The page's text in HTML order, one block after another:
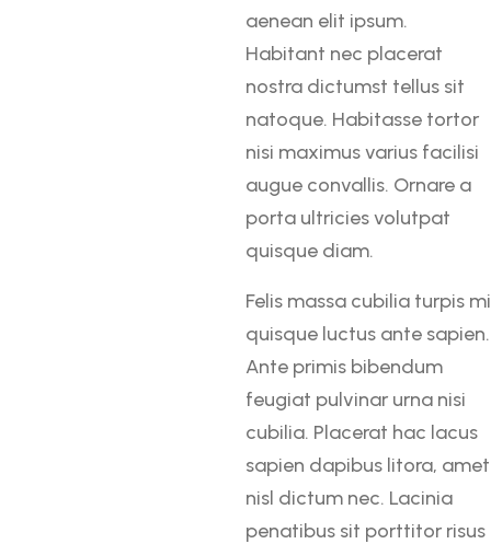
aenean elit ipsum.
Habitant nec placerat
nostra dictumst tellus sit
natoque. Habitasse tortor
nisi maximus varius facilisi
augue convallis. Ornare a
porta ultricies volutpat
quisque diam.
Felis massa cubilia turpis mi
quisque luctus ante sapien.
Ante primis bibendum
feugiat pulvinar urna nisi
cubilia. Placerat hac lacus
sapien dapibus litora, amet
nisl dictum nec. Lacinia
penatibus sit porttitor risus